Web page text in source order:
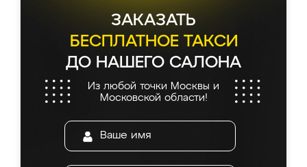
ЗАКАЗАТЬ
БЕСПЛАТНОЕ ТАКСИ
ДО НАШЕГО САЛОНА
Из любой точки Москвы и
Московской области!